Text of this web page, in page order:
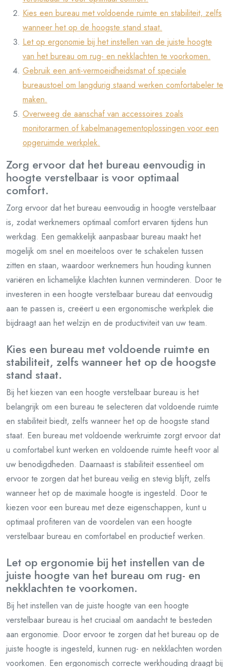
Kies een bureau met voldoende ruimte en stabiliteit, zelfs
wanneer het op de hoogste stand staat.
Let op ergonomie bij het instellen van de juiste hoogte
van het bureau om rug- en nekklachten te voorkomen.
Gebruik een anti-vermoeidheidsmat of speciale
bureaustoel om langdurig staand werken comfortabeler te
maken.
Overweeg de aanschaf van accessoires zoals
monitorarmen of kabelmanagementoplossingen voor een
opgeruimde werkplek.
Zorg ervoor dat het bureau eenvoudig in
hoogte verstelbaar is voor optimaal
comfort.
Zorg ervoor dat het bureau eenvoudig in hoogte verstelbaar
is, zodat werknemers optimaal comfort ervaren tijdens hun
werkdag. Een gemakkelijk aanpasbaar bureau maakt het
mogelijk om snel en moeiteloos over te schakelen tussen
zitten en staan, waardoor werknemers hun houding kunnen
variëren en lichamelijke klachten kunnen verminderen. Door te
investeren in een hoogte verstelbaar bureau dat eenvoudig
aan te passen is, creëert u een ergonomische werkplek die
bijdraagt aan het welzijn en de productiviteit van uw team.
Kies een bureau met voldoende ruimte en
stabiliteit, zelfs wanneer het op de hoogste
stand staat.
Bij het kiezen van een hoogte verstelbaar bureau is het
belangrijk om een bureau te selecteren dat voldoende ruimte
en stabiliteit biedt, zelfs wanneer het op de hoogste stand
staat. Een bureau met voldoende werkruimte zorgt ervoor dat
u comfortabel kunt werken en voldoende ruimte heeft voor al
uw benodigdheden. Daarnaast is stabiliteit essentieel om
ervoor te zorgen dat het bureau veilig en stevig blijft, zelfs
wanneer het op de maximale hoogte is ingesteld. Door te
kiezen voor een bureau met deze eigenschappen, kunt u
optimaal profiteren van de voordelen van een hoogte
verstelbaar bureau en comfortabel en productief werken.
Let op ergonomie bij het instellen van de
juiste hoogte van het bureau om rug- en
nekklachten te voorkomen.
Bij het instellen van de juiste hoogte van een hoogte
verstelbaar bureau is het cruciaal om aandacht te besteden
aan ergonomie. Door ervoor te zorgen dat het bureau op de
juiste hoogte is ingesteld, kunnen rug- en nekklachten worden
voorkomen. Een ergonomisch correcte werkhouding draagt bij